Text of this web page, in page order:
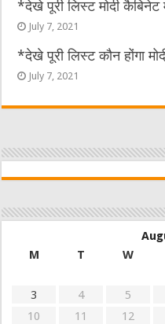
*देखे पूरी लिस्ट मोदी
July 7, 2021
*देखे पूरी लिस्ट कौन होंगा
July 7, 2021
M
T W
3
4 5
10
11 12